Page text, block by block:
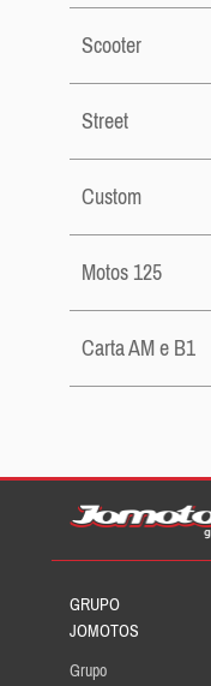
Scooter
Street
Custom
Motos 125
Carta AM e B1
GRUPO
JOMOTOS
Grupo